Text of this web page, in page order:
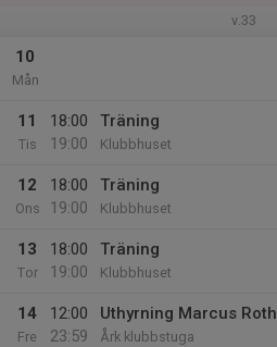
v.33
10
Mån
11
Tis
18:00
19:00
Träning
Klubbhuset
12
Ons
18:00
19:00
Träning
Klubbhuset
13
Tor
18:00
19:00
Träning
Klubbhuset
14
Fre
12:00
23:59
Uthyrning Marcus Roth
Årk klubbstuga